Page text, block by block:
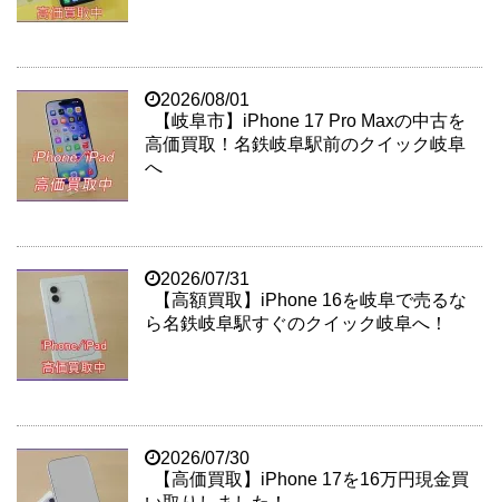
2026/08/01
【岐阜市】iPhone 17 Pro Maxの中古を
高価買取！名鉄岐阜駅前のクイック岐阜
へ
2026/07/31
【高額買取】iPhone 16を岐阜で売るな
ら名鉄岐阜駅すぐのクイック岐阜へ！
2026/07/30
【高価買取】iPhone 17を16万円現金買